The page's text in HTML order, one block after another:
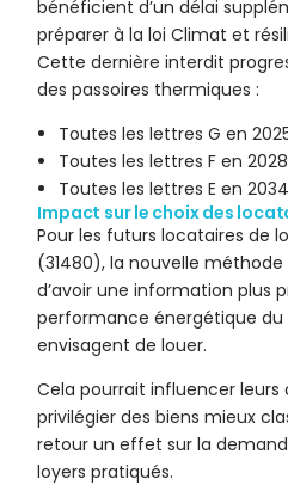
bénéficient d’un délai
préparer à la loi Climat et
Cette dernière interdit
des passoires thermiques :
Toutes les lettres G en
Toutes les lettres F en 2028
Toutes les lettres E en 2034
Impact sur le choix des
Pour les futurs locataires de
(31480), la nouvelle méthode
d’avoir une information plus
performance énergétique du
envisagent de louer.
Cela pourrait influencer leurs
privilégier des biens mieux
retour un effet sur la
loyers pratiqués.